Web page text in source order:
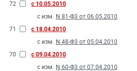
72
с 10.05.2010
с изм. N 81-Ф3 от 06.05.2010
71
с 18.04.2010
с изм. N 48-Ф3 от 05.04.2010
70
с 09.04.2010
с изм. N 60-Ф3 от 07.04.2010